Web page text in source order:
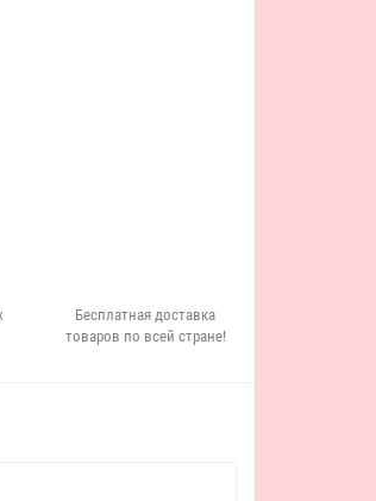
Бесплатная доставка
товаров по всей стране!